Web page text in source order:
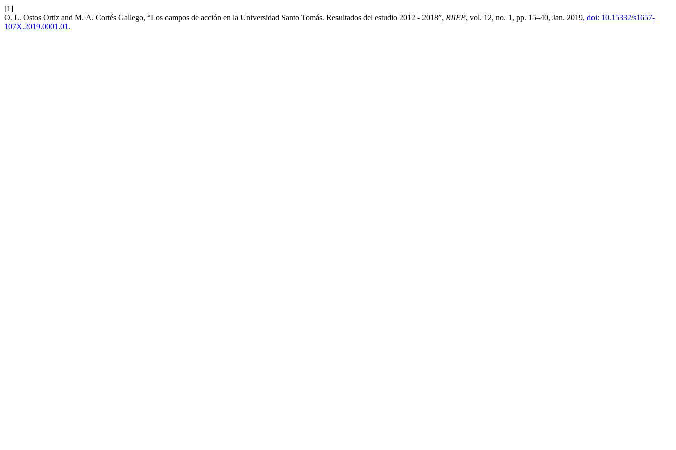
[1]
O. L. Ostos Ortiz and M. A. Cortés Gallego, “Los campos de acción en la Universidad Santo Tomás. Resultados del estudio 2012 - 2018”, RIIEP, vol. 12, no. 1, pp. 15–40, Jan. 2019, doi: 10.15332/s1657-
107X.2019.0001.01.